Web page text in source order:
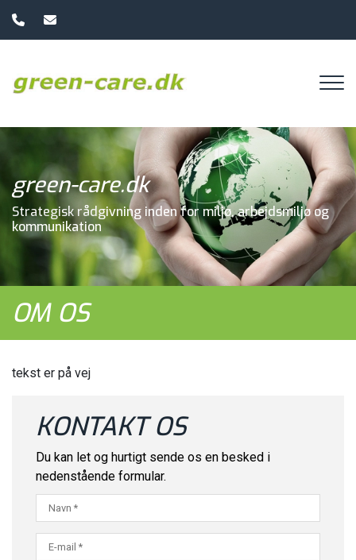
green-care.dk
Strategisk rådgivning inden for miljø, arbejdsmiljø og
kommunikation
OM OS
tekst er på vej
KONTAKT OS
Du kan let og hurtigt sende os en besked i
nedenstående formular.